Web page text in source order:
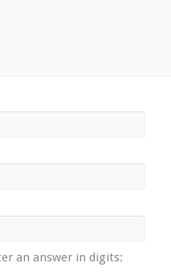
an answer in digits: